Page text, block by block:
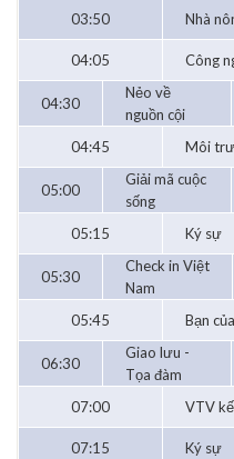
03:50 Nhà
04:05 Công
04:30
Nẻo về
nguồn cội
04:45 Môi
05:00
Giải mã cuộc
sống
05:15 Ký sự
05:30
Check in Việt
Nam
05:45 Bạn
06:30
Giao lưu -
Tọa đàm
07:00 VTV
07:15 Ký sự